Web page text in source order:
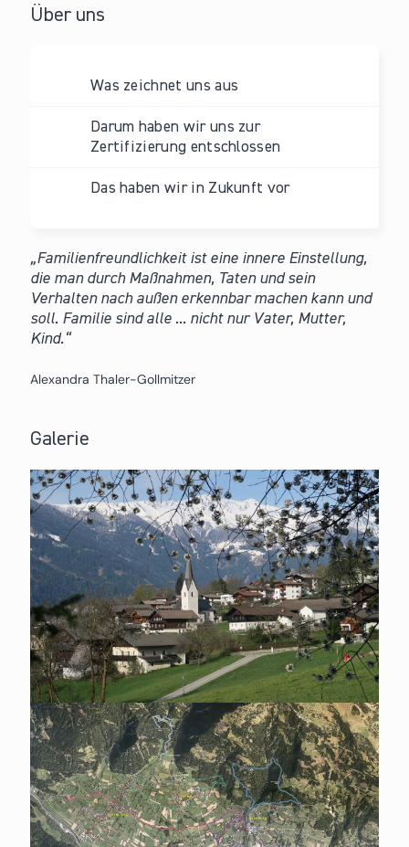
Über uns
Was zeichnet uns aus
Darum haben wir uns zur
Zertifizierung entschlossen
Das haben wir in Zukunft vor
Familienfreundlichkeit ist eine innere Einstellung,
die man durch Maßnahmen, Taten und sein
Verhalten nach außen erkennbar machen kann und
soll. Familie sind alle ... nicht nur Vater, Mutter,
Kind.
Alexandra Thaler-Gollmitzer
Galerie